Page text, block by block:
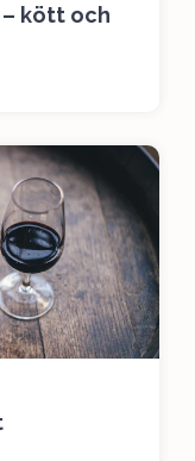
– kött och